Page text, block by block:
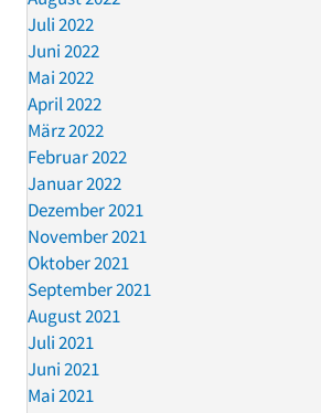
Juli 2022
Juni 2022
Mai 2022
April 2022
März 2022
Februar 2022
Januar 2022
Dezember 2021
November 2021
Oktober 2021
September 2021
August 2021
Juli 2021
Juni 2021
Mai 2021